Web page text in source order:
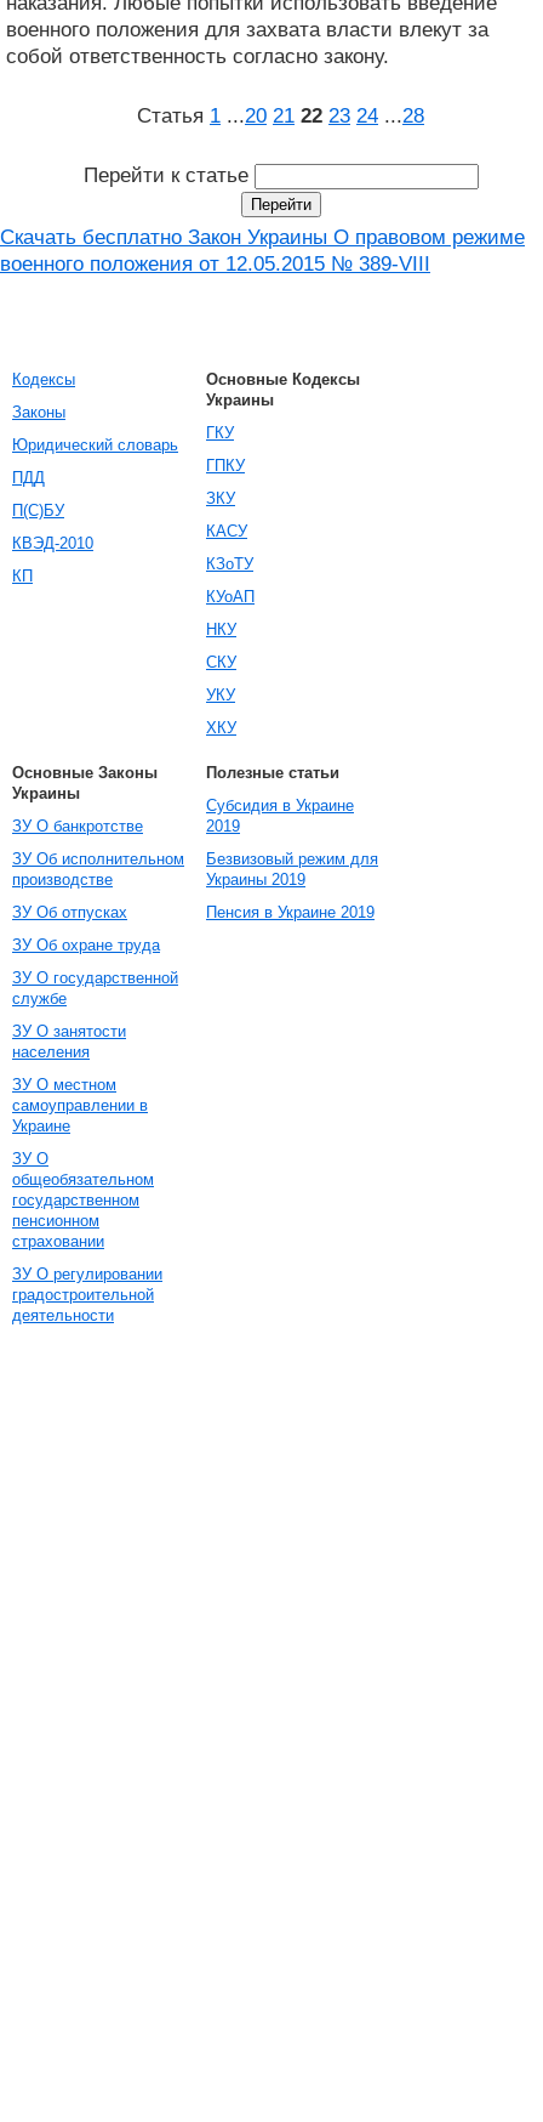
военного положения для захвата власти влекут за
собой ответственность согласно закону.
Статья 1 ...20 21 22 23 24 ...28
Перейти к статье
Скачать бесплатно Закон Украины О правовом режиме
военного положения от 12.05.2015 № 389-VIII
Кодексы
Законы
Юридический словарь
ПДД
П(С)БУ
КВЭД-2010
КП
Основные Кодексы
Украины
ГКУ
ГПКУ
ЗКУ
КАСУ
КЗоТУ
КУоАП
НКУ
СКУ
УКУ
ХКУ
Основные Законы
Украины
ЗУ О банкротстве
ЗУ Об исполнительном
производстве
ЗУ Об отпусках
ЗУ Об охране труда
ЗУ О государственной
службе
ЗУ О занятости
населения
ЗУ О местном
самоуправлении в
Украине
ЗУ О
общеобязательном
государственном
пенсионном
страховании
ЗУ О регулировании
градостроительной
деятельности
Полезные статьи
Субсидия в Украине
2019
Безвизовый режим для
Украины 2019
Пенсия в Украине 2019